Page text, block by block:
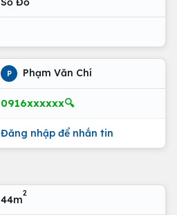
P Phạm Văn Chí
0916xxxxxx🔍
Đăng nhập để nhắn tin
44m
2